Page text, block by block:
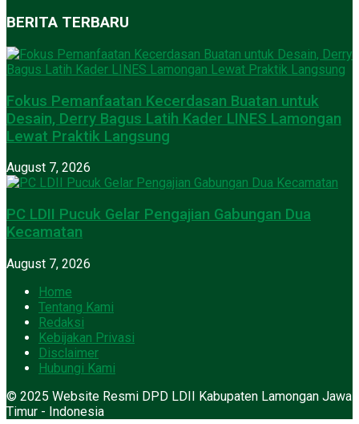
BERITA TERBARU
Fokus Pemanfaatan Kecerdasan Buatan untuk
Desain, Derry Bagus Latih Kader LINES Lamongan
Lewat Praktik Langsung
August 7, 2026
PC LDII Pucuk Gelar Pengajian Gabungan Dua
Kecamatan
August 7, 2026
Home
Tentang Kami
Redaksi
Kebijakan Privasi
Disclaimer
Hubungi Kami
© 2025 Website Resmi DPD LDII Kabupaten Lamongan Jawa
Timur - Indonesia